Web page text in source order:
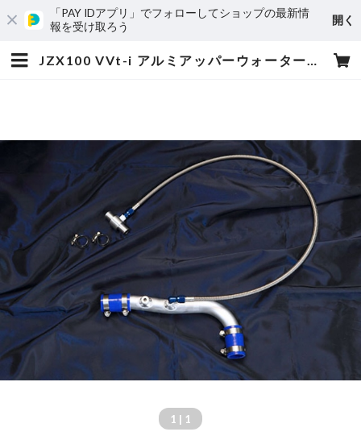
「PAY IDアプリ」でフォローしてショップの最新情
報を受け取ろう
開く
JZX100 VVt-i アルミアッパーウォーターバイパスキット | PentRoof Online Store
1 | 1